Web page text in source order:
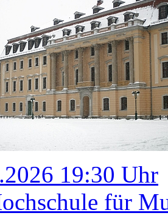
19:30 Uhr
für